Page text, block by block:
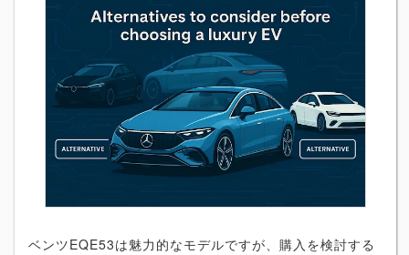
ベンツEQE53は魅力的なモデルですが、購入を検討する